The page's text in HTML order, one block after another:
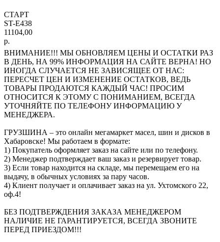
СТАРТ
ST-E438
11104,00
р.
ВНИМАНИЕ!!! МЫ ОБНОВЛЯЕМ ЦЕНЫ И ОСТАТКИ РАЗ
В ДЕНЬ, НА 99% ИНФОРМАЦИЯ НА САЙТЕ ВЕРНА! НО
ИНОГДА СЛУЧАЕТСЯ НЕ ЗАВИСЯЩЕЕ ОТ НАС:
ПЕРЕСЧЕТ ЦЕН И ИЗМЕНЕНИЕ ОСТАТКОВ, ВЕДЬ
ТОВАРЫ ПРОДАЮТСЯ КАЖДЫЙ ЧАС! ПРОСИМ
ОТНОСИТСЯ К ЭТОМУ С ПОНИМАНИЕМ, ВСЕГДА
УТОЧНЯЙТЕ ПО ТЕЛЕФОНУ ИНФОРМАЦИЮ У
МЕНЕДЖЕРА.
ГРУЗШИНА – это онлайн мегамаркет масел, шин и дисков в
Хабаровске! Мы работаем в формате:
1) Покупатель оформляет заказ на сайте или по телефону.
2) Менеджер подтверждает ваш заказ и резервирует товар.
3) Если товар находится на складе, мы перемещаем его на
выдачу, в обычных условиях за пару часов.
4) Клиент получает и оплачивает заказ на ул. Ухтомского 22,
оф.4!
БЕЗ ПОДТВЕРЖДЕНИЯ ЗАКАЗА МЕНЕДЖЕРОМ
НАЛИЧИЕ НЕ ГАРАНТИРУЕТСЯ, ВСЕГДА ЗВОНИТЕ
ПЕРЕД ПРИЕЗДОМ!!!